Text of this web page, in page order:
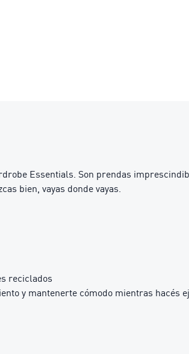
Essentials. Son prendas
bien, vayas donde vayas.
reciclados
y mantenerte cómodo mientras hacés